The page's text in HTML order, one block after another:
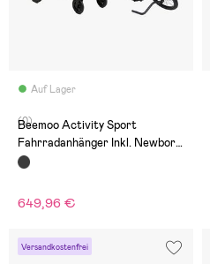
Auf Lager
(0)
Beemoo Activity Sport
Fahrradanhänger Inkl. Newborn
Set, Jogging-Set &
649,96 €
Versandkostenfrei